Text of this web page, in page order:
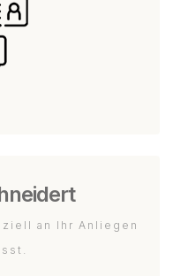
an Ihr Anliegen